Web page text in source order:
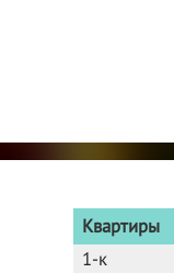
Квартиры
1-к